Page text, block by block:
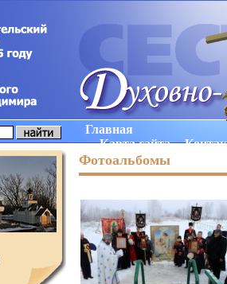
Главная
Карта сайта
Фотоальбомы